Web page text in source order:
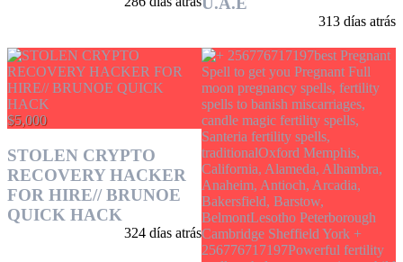
313 días atrás
$5,000
STOLEN CRYPTO
RECOVERY HACKER
FOR HIRE// BRUNOE
QUICK HACK
324 días atrás